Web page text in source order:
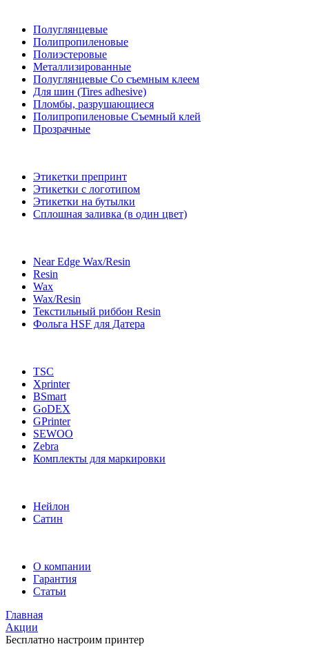
Полуглянцевые
Полипропиленовые
Полиэстеровые
Металлизированные
Полуглянцевые Со съемным клеем
Для шин (Tires adhesive)
Пломбы, разрушающиеся
Полипропиленовые Съемный клей
Прозрачные
Этикетки препринт
Этикетки с логотипом
Этикетки на бутылки
Сплошная заливка (в один цвет)
Near Edge Wax/Resin
Resin
Wax
Wax/Resin
Текстильный риббон Resin
Фольга HSF для Датера
TSC
Xprinter
BSmart
GoDEX
GPrinter
SEWOO
Zebra
Комплекты для маркировки
Нейлон
Сатин
О компании
Гарантия
Статьи
Главная
Акции
Бесплатно настроим принтер